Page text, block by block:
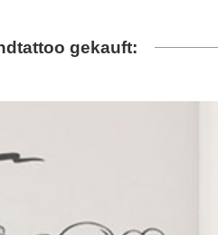
gekauft: